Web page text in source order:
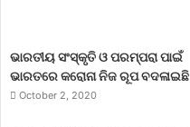
ଭାରତୀୟ ସଂସ୍କୃତି ଓ ପରମ୍ପରା ପାଇଁ
ଭାରତରେ କରୋନା ନିଜ ରୂପ ବଦଳାଇଛି
October 2, 2020